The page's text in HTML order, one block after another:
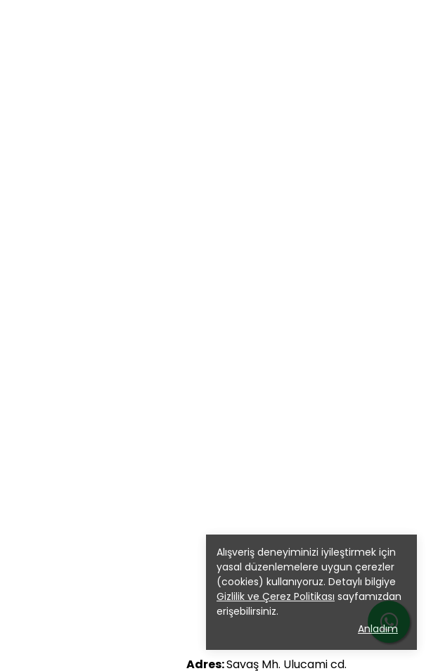
Alışveriş deneyiminizi iyileştirmek için
yasal düzenlemelere uygun çerezler
(cookies) kullanıyoruz. Detaylı bilgiye
Gizlilik ve Çerez Politikası sayfamızdan
erişebilirsiniz.
Anladım
Adres:Savaş Mh. Ulucami cd.